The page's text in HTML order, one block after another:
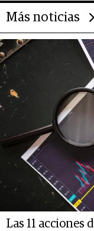
Más noticias
Las 11 acciones